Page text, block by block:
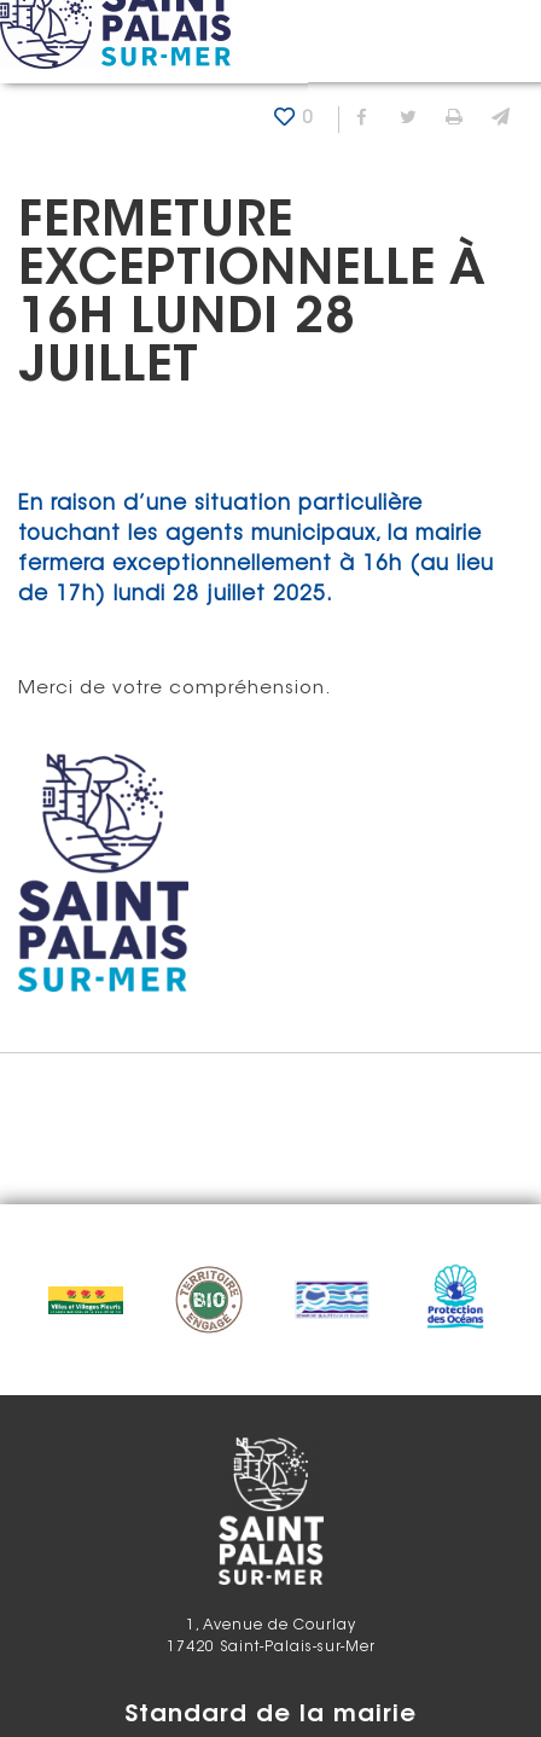
Panneau de gestion des cookies
Accueil Actualités
0 Partager sur
Partager
FERMETURE
EXCEPTIONNELLE À
16H LUNDI 28
JUILLET
En raison d’une situation particulière
touchant les agents municipaux, la mairie
fermera exceptionnellement à 16h (au lieu
de 17h) lundi 28 juillet 2025.
Merci de votre compréhension.
1, Avenue de Courlay
17420 Saint-Palais-sur-Mer
Standard de la mairie